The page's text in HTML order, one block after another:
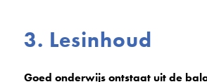
3. Lesinhoud
Goed onderwijs ontstaat uit de